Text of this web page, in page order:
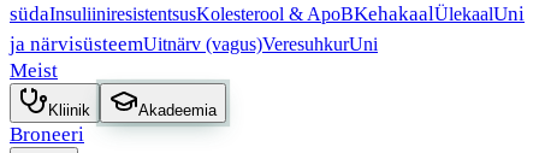
südaInsuliiniresistentsusKolesterool & ApoBKehakaalÜlekaalUni
ja närvisüsteemUitnärv (vagus)VeresuhkurUni
Meist
Kliinik Akadeemia
Broneeri